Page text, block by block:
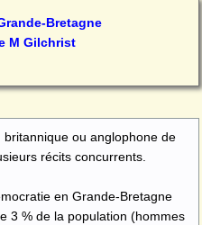
Bretagne
M Gilchrist
britannique ou anglophone de
récits concurrents.
en Grande-Bretagne
3 % de la population (hommes